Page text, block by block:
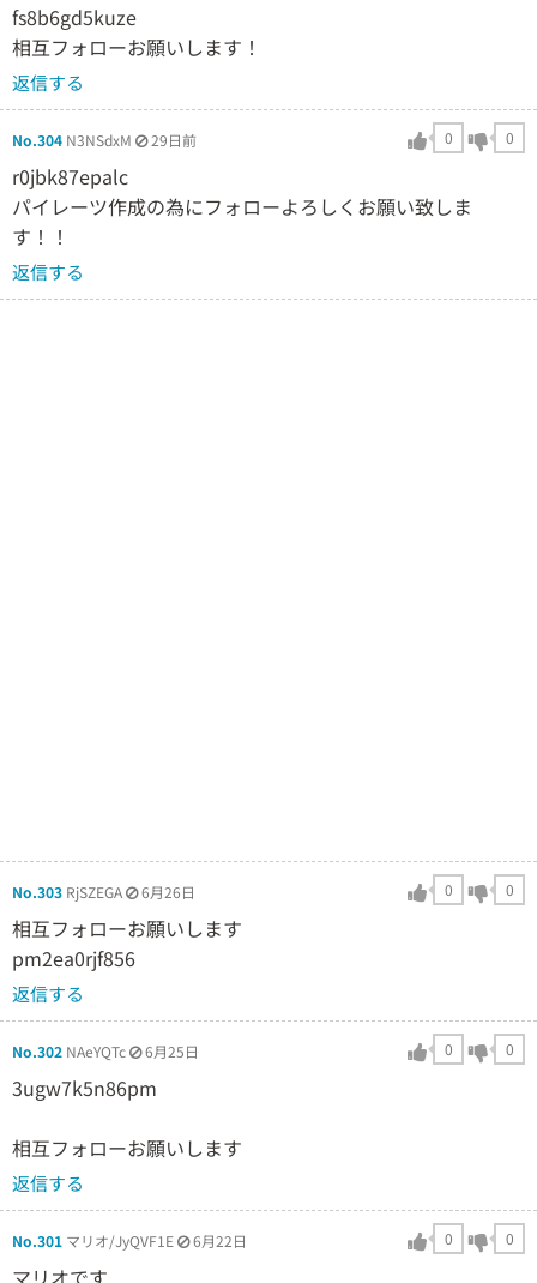
fs8b6gd5kuze
相互フォローお願いします！
返信する
No.304 N3NSdxM 29日前 0 0
r0jbk87epalc
パイレーツ作成の為にフォローよろしくお願い致しま
す！！
返信する
No.303 RjSZEGA 6月26日 0 0
相互フォローお願いします
pm2ea0rjf856
返信する
No.302 NAeYQTc 6月25日 0 0
3ugw7k5n86pm
相互フォローお願いします
返信する
No.301 マリオ/JyQVF1E 6月22日 0 0
マリオです